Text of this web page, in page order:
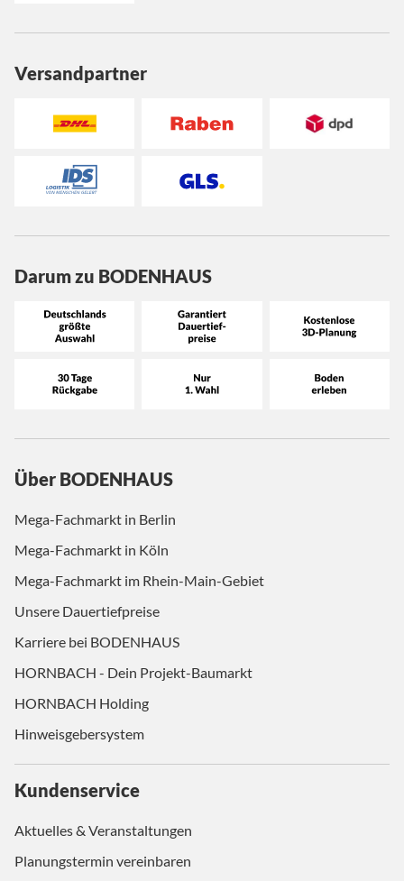
Versandpartner
Darum zu BODENHAUS
Über BODENHAUS
Mega-Fachmarkt in Berlin
Mega-Fachmarkt in Köln
Mega-Fachmarkt im Rhein-Main-Gebiet
Unsere Dauertiefpreise
Karriere bei BODENHAUS
HORNBACH - Dein Projekt-Baumarkt
HORNBACH Holding
Hinweisgebersystem
Kundenservice
Aktuelles & Veranstaltungen
Planungstermin vereinbaren